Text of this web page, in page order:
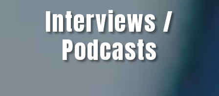
Interviews /
Podcasts